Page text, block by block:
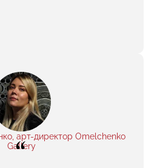
RMA на мероприятиях,
с теплом вспоминаем
арт-директор Omelchenko
Gallery
“